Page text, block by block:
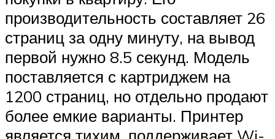
производительность составляет 26
страниц за одну минуту, на вывод
первой нужно 8.5 секунд. Модель
поставляется с картриджем на
1200 страниц, но отдельно продают
более емкие варианты. Принтер
является тихим, поддерживает Wi-